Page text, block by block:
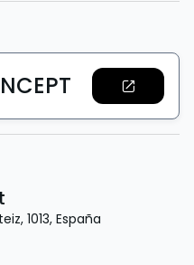
, 1013, España